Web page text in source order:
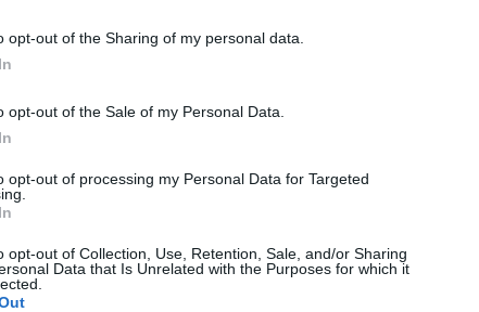
opt-out of the Sharing of my personal data.
opt-out of the Sale of my Personal Data.
opt-out of processing my Personal Data for Targeted
opt-out of Collection, Use, Retention, Sale, and/or Sharing
Data that Is Unrelated with the Purposes for which it
hogy a tőlük független szerkesztőségek
még a hatalmat ellenőrző hang, akkor
Nemzeti Újságírók Demokratikus